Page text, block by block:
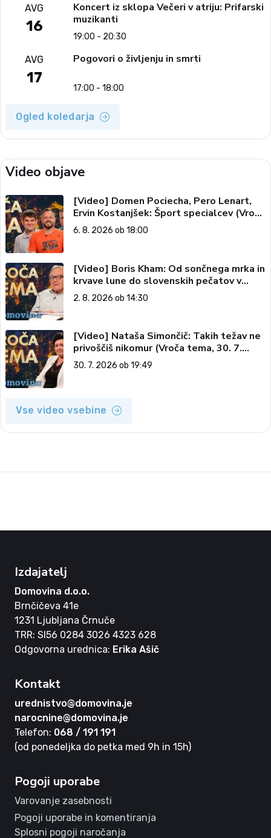
AVG
16
Koncert iz sklopa Večeri v atriju: Prifarski
muzikanti
19:00 - 20:30
AVG
17
Pogovori o življenju in smrti
17:00 - 18:00
Ogled koledarja
Video objave
[Video] Domen Pociecha, Pero Lenart,
Ervin Kostanjšek: Šport specialcev (Vroča
tema, 6. 8. 2026)
6. 8. 2026 ob 18:00
[Video] Boris Kham: Od sončnega mrka in
krvave lune do slovenskih pečatov v
vesolju (Vroča tema, 2. 8. 2026)
2. 8. 2026 ob 14:30
[Video] Nataša Simončič: Takih težav ne
privoščiš nikomur (Vroča tema, 30. 7.
2026)
30. 7. 2026 ob 19:49
Vse video vsebine
Izdajatelj
Domovina d.o.o.
Brnčičeva 41e
1231 Ljubljana Črnuče
TRR: SI56 0284 3026 4323 628
Odgovorna urednica: Erika Ašič
Kontakt
urednistvo@domovina.je
narocnine@domovina.je
Telefon: 068 / 191 191
(od ponedeljka do petka med 9h in 15h)
Pogoji uporabe
Varovanje zasebnosti
Pogoji uporabe in komentiranja
Splosni pogoji naročanja